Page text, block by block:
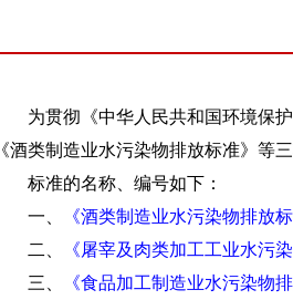
为贯彻《中华人民共和国环境保护
《酒类制造业水污染物排放标准》等
标准的名称、编号如下：
一、
《酒类制造业水污染物排放
二、
《屠宰及肉类加工工业水污
三、
《食品加工制造业水污染物